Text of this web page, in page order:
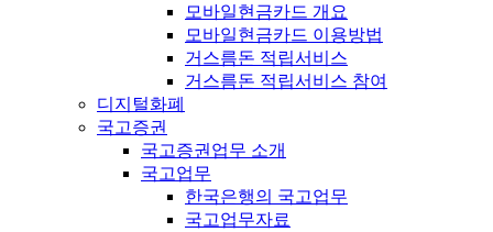
모바일현금카드 개요
모바일현금카드 이용방법
거스름돈 적립서비스
거스름돈 적립서비스 참여
디지털화폐
국고증권
국고증권업무 소개
국고업무
한국은행의 국고업무
국고업무자료